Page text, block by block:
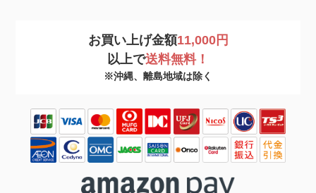
お買い上げ金額11,000円
以上で送料無料！
※沖縄、離島地域は除く